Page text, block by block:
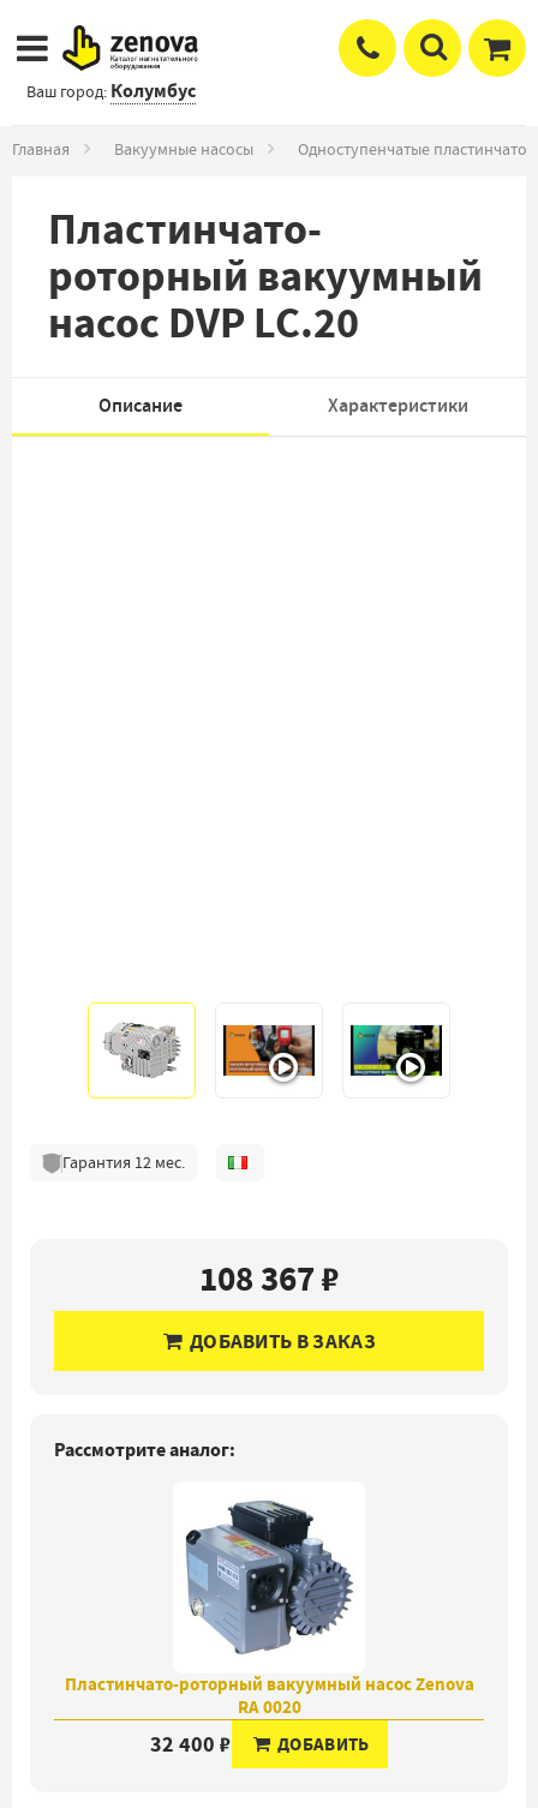
Ваш город: Колумбус
Главная Вакуумные насосы Одноступенчатые
Пластинчато-
роторный вакуумный
насос DVP LC.20
Описание Характеристики
Гарантия 12мес.
108 367 ₽
ДОБАВИТЬ В ЗАКАЗ
Рассмотрите аналог:
Пластинчато-роторный вакуумный насос Zenova
RA 0020
32 400 ₽ ДОБАВИТЬ